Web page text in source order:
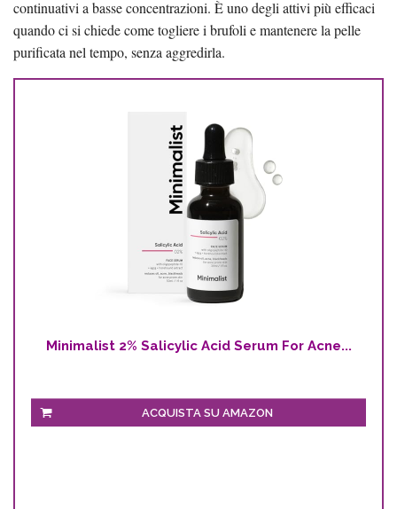
continuativi a basse concentrazioni. È uno degli attivi più efficaci
quando ci si chiede come togliere i brufoli e mantenere la pelle
purificata nel tempo, senza aggredirla.
Minimalist 2% Salicylic Acid Serum For Acne...
ACQUISTA SU AMAZON